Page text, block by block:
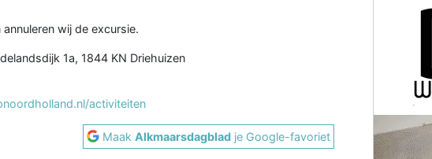
wij de excursie.
1a, 1844 KN Driehuizen
activiteiten
MaakAlkmaarsdagblad je Google-favoriet